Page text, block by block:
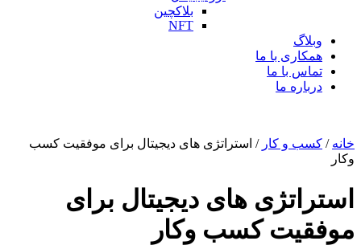
بلاکچین
NFT
وبلاگ
همکاری با ما
تماس با ما
درباره ما
خانه / کسب و کار / استراتژی های دیجیتال برای موفقیت کسب
وکار
استراتژی های دیجیتال برای
موفقیت کسب وکار